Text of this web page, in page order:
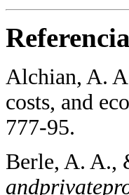
Alchian, A.
costs, and
777-95.
Berle, A. A.,